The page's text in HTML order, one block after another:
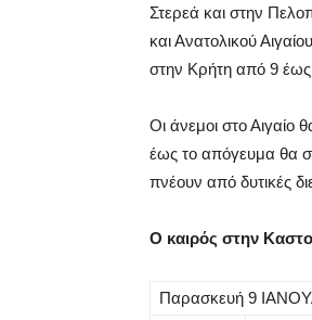
Στερεά και στην
και Ανατολικού
στην Κρήτη από 9
Οι άνεμοι στο Αιγαίο
έως το απόγευμα θα
πνέουν από δυτικές
Ο καιρός στην
Παρασκευή 9